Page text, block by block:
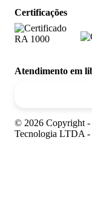
Certificações
Atendimento em
© 2026 Copyright -
Tecnologia LTDA -